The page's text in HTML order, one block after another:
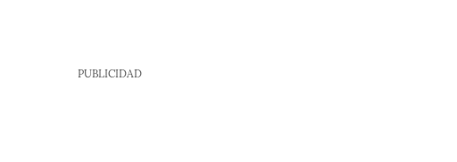
PUBLICIDAD